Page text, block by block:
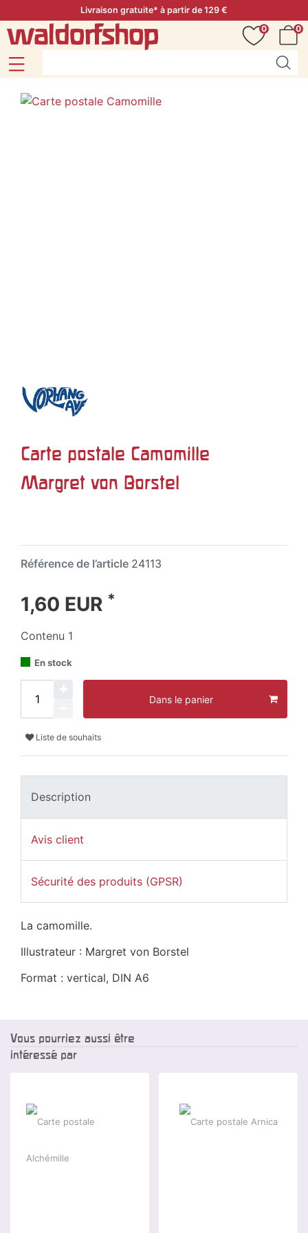
Livraison gratuite* à partir de 129 €
0
0
Carte postale Camomille
Margret von Borstel
Référence de l’article 24113
1,60 EUR *
Contenu 1
En stock
Dans le panier
Liste de souhaits
Description
Avis client
Sécurité des produits (GPSR)
La camomille.
Illustrateur : Margret von Borstel
Format : vertical, DIN A6
Vous pourriez aussi être
intéressé par